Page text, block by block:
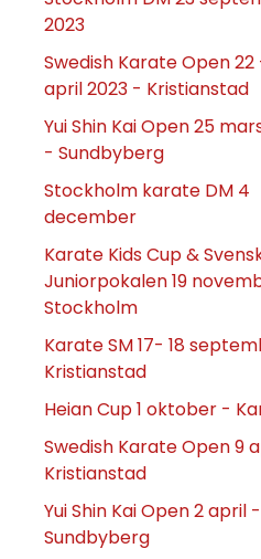
2023
Swedish Karate Open 22
april 2023 - Kristianstad
Yui Shin Kai Open 25
- Sundbyberg
Stockholm karate DM 4
december
Karate Kids Cup &
Juniorpokalen 19
Stockholm
Karate SM 17- 18
Kristianstad
Heian Cup 1 oktober -
Swedish Karate Open 9
Kristianstad
Yui Shin Kai Open 2 april -
Sundbyberg